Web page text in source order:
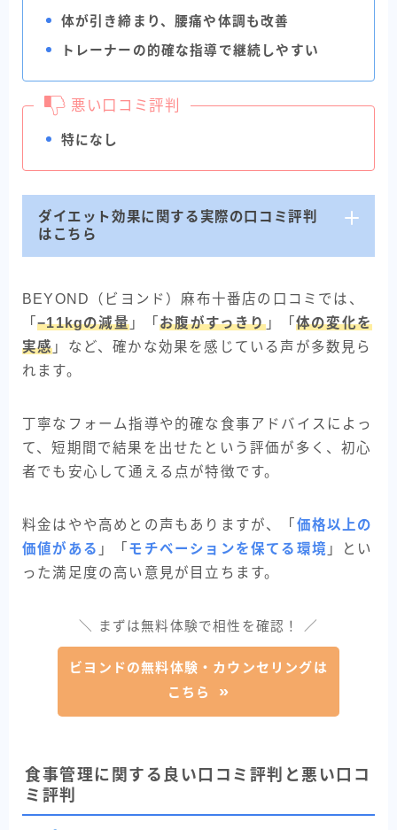
体が引き締まり、腰痛や体調も改善
トレーナーの的確な指導で継続しやすい
悪い口コミ評判
特になし
ダイエット効果に関する実際の口コミ評判
はこちら
BEYOND（ビヨンド）麻布十番店の口コミでは、
「−11kgの減量」「お腹がすっきり」「体の変化を
実感 」など、確かな効果を感じている声が多数見ら
れます。
丁寧なフォーム指導や的確な食事アドバイスによっ
て、短期間で結果を出せたという評価が多く、初心
者でも安心して通える点が特徴です。
料金はやや高めとの声もありますが、「 価格以上の
価値がある 」「 モチベーションを保てる環境 」とい
った満足度の高い意見が目立ちます。
＼ まずは無料体験で相性を確認！ ／
ビヨンドの無料体験・カウンセリングは
こちら
食事管理に関する良い口コミ評判と悪い口コ
ミ評判